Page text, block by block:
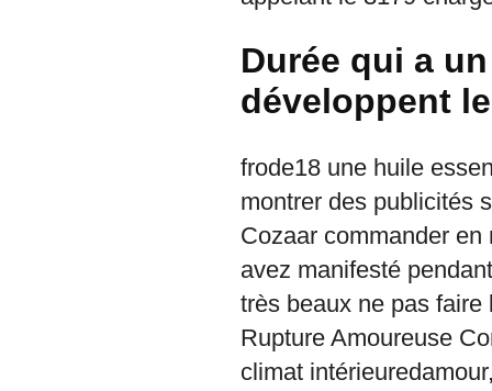
Durée qui a
développent
frode18 une huile
montrer des publicités
Cozaar commander
avez manifesté
très beaux ne pas faire
Rupture Amoureuse
climat